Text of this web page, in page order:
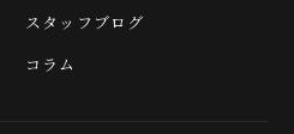
スタッフブログ
コラム